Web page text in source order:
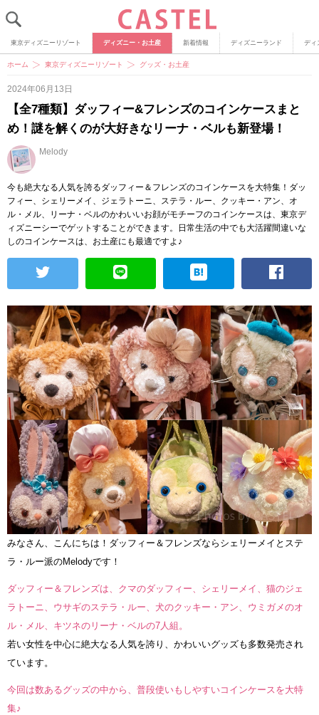
東京ディズニーリゾート ディズニー・お土産 新着情報 ディズニーランド ディ
ホーム 東京ディズニーリゾート グッズ・お土産
2024年06月13日
【全7種類】ダッフィー&フレンズのコインケースまと
め！謎を解くのが大好きなリーナ・ベルも新登場！
Melody
今も絶大なる人気を誇るダッフィー＆フレンズのコインケースを大特集！ダッ
フィー、シェリーメイ、ジェラトーニ、ステラ・ルー、クッキー・アン、オ
ル・メル、リーナ・ベルのかわいいお顔がモチーフのコインケースは、東京デ
ィズニーシーでゲットすることができます。日常生活の中でも大活躍間違いな
しのコインケースは、お土産にも最適ですよ♪
みなさん、こんにちは！ダッフィー＆フレンズならシェリーメイとステ
ラ・ルー派のMelodyです！
ダッフィー＆フレンズは、クマのダッフィー、シェリーメイ、猫のジェ
ラトーニ、ウサギのステラ・ルー、犬のクッキー・アン、ウミガメのオ
ル・メル、キツネのリーナ・ベルの7人組。
若い女性を中心に絶大なる人気を誇り、かわいいグッズも多数発売され
ています。
今回は数あるグッズの中から、普段使いもしやすいコインケースを大特
集♪